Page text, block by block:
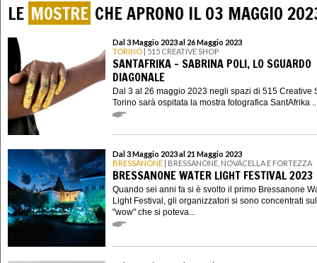
LE MOSTRE CHE APRONO IL 03 MAGGIO
Dal 3 Maggio 2023 al 26 Maggio 2023
TORINO | 515 CREATIVE SHOP
SANTAFRIKA - SABRINA POLI, LO SGUARDO
DIAGONALE
Dal 3 al 26 maggio 2023 negli spazi di 515 Creative
Torino sarà ospitata la mostra fotografica SantAfrika
Dal 3 Maggio 2023 al 21 Maggio 2023
BRESSANONE | BRESSANONE, NOVACELLA E FORTEZZA
BRESSANONE WATER LIGHT FESTIVAL 2023
Quando sei anni fa si è svolto il primo Bressanone
Light Festival, gli organizzatori si sono concentrati
"wow" che si poteva...